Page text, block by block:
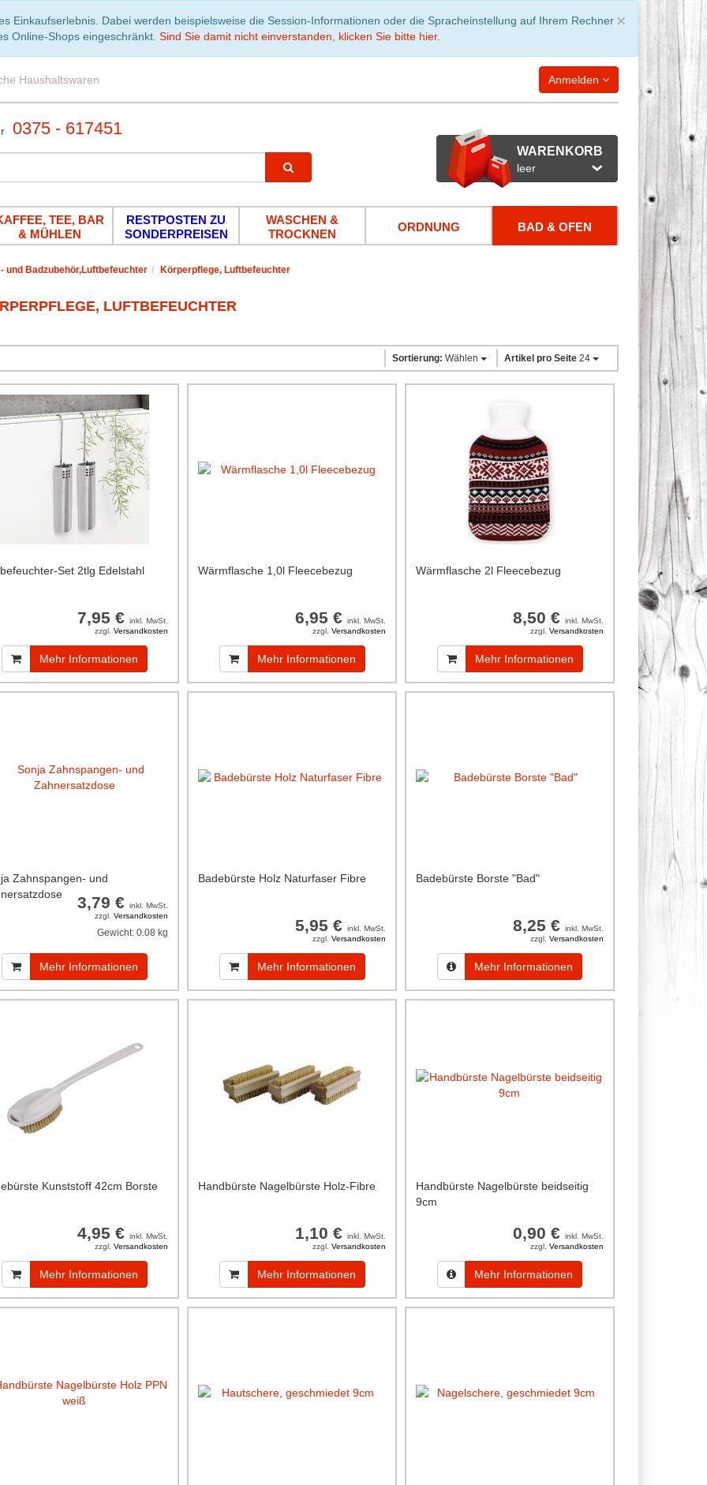
× Schließen
Einkaufserlebnis. Dabei werden beispielsweise die Session-Informationen oder die Spracheinstellung auf Ihrem Rechner
Online-Shops eingeschränkt. Sind Sie damit nicht einverstanden, klicken Sie bitte hier.
Haushaltswaren Anmelden
WARENKORB
leer
0375 - 617451
TEE, BAR
& MÜHLEN
RESTPOSTEN ZU
SONDERPREISEN
WASCHEN &
TROCKNEN
ORDNUNG BAD & OFEN
und Badzubehör,Luftbefeuchter Körperpflege, Luftbefeuchter
LUFTBEFEUCHTER
Sortierung: Wählen Artikel pro Seite 24
Set 2tlg Edelstahl
7,95 €inkl. MwSt.
zzgl.Versandkosten
Mehr Informationen
Wärmflasche 1,0l Fleecebezug
6,95 €inkl. MwSt.
zzgl.Versandkosten
Mehr Informationen
Wärmflasche 2l Fleecebezug
8,50 € inkl. MwSt.
zzgl. Versandkosten
Mehr Informationen
Zahnspangen- und
3,79 €inkl. MwSt.
zzgl.Versandkosten
Gewicht: 0.08 kg
Mehr Informationen
Badebürste Holz Naturfaser Fibre
5,95 €inkl. MwSt.
zzgl.Versandkosten
Mehr Informationen
Badebürste Borste "Bad"
8,25 € inkl. MwSt.
zzgl. Versandkosten
Mehr Informationen
Kunststoff 42cm Borste
4,95 €inkl. MwSt.
zzgl.Versandkosten
Mehr Informationen
Handbürste Nagelbürste Holz-Fibre
1,10 €inkl. MwSt.
zzgl.Versandkosten
Mehr Informationen
Handbürste Nagelbürste beidseitig
9cm
0,90 € inkl. MwSt.
zzgl. Versandkosten
Mehr Informationen